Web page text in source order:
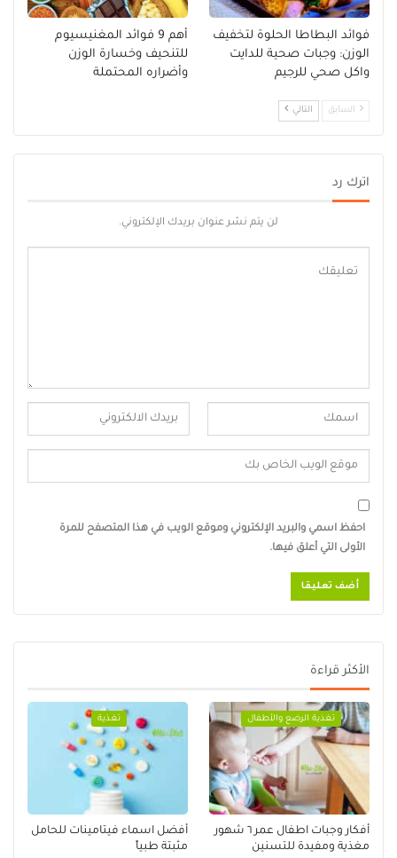
فوائد البطاطا الحلوة لتخفيف
الوزن: وجبات صحية للدايت
واكل صحي للرجيم
أهم 9 فوائد المغنيسيوم
للتنحيف وخسارة الوزن
وأضراره المحتملة
السابق التالي
اترك رد
لن يتم نشر عنوان بريدك الإلكتروني.
احفظ اسمي والبريد الإلكتروني وموقع الويب في هذا المتصفح للمرة
الأولى التي أعلق فيها.
الأكثر قراءة
تغذية الرضع والأطفال
أفكار وجبات اطفال عمر ٦ شهور
مغذية ومفيدة للتسنين
تغذية
أفضل اسماء فيتامينات للحامل
مثبتة طبياً